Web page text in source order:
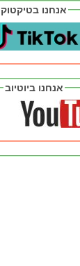
אנחנו בטיקטוק
אנחנו ביוטיוב